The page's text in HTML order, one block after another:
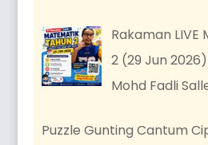
Rakaman
2 (29 Jun
Mohd Fadli
Puzzle Gunting Cantum